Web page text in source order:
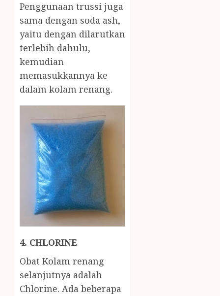
Penggunaan trussi juga
sama dengan soda ash,
yaitu dengan dilarutkan
terlebih dahulu,
kemudian
memasukkannya ke
dalam kolam renang.
4. CHLORINE
Obat Kolam renang
selanjutnya adalah
Chlorine. Ada beberapa